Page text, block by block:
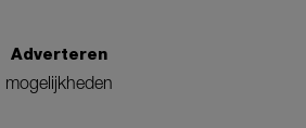
Adverteren
mogelijkheden